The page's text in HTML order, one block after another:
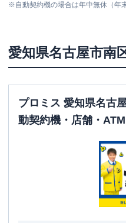
営業時間
土曜：-
ATM営業時間
平日：
日祝：
ATM
〇
愛知県
三菱Ｕ
※自動契約機の場合は年中無休（年
愛知県名古屋市南
プロミス 愛知県名古
動契約機・店舗・